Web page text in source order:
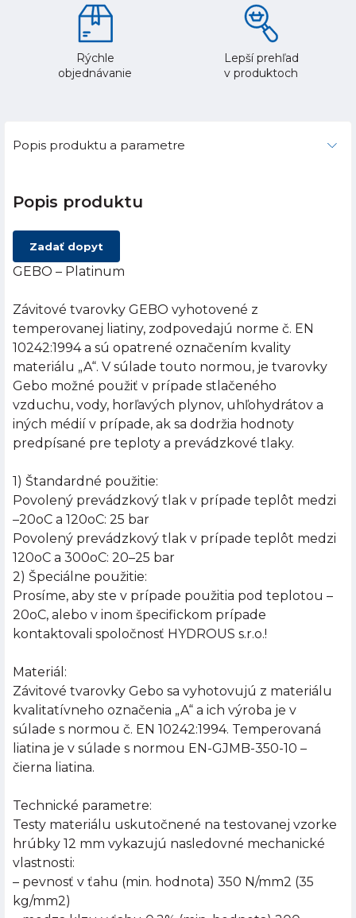
Rýchle
objednávanie
Lepší prehľad
v produktoch
Popis produktu a parametre
Popis produktu
Zadať dopyt
GEBO – Platinum
Závitové tvarovky GEBO vyhotovené z
temperovanej liatiny, zodpovedajú norme č. EN
10242:1994 a sú opatrené označením kvality
materiálu „A“. V súlade touto normou, je tvarovky
Gebo možné použiť v prípade stlačeného
vzduchu, vody, horľavých plynov, uhľohydrátov a
iných médií v prípade, ak sa dodržia hodnoty
predpísané pre teploty a prevádzkové tlaky.
1) Štandardné použitie:
Povolený prevádzkový tlak v prípade teplôt medzi
–20oC a 120oC: 25 bar
Povolený prevádzkový tlak v prípade teplôt medzi
120oC a 300oC: 20–25 bar
2) Špeciálne použitie:
Prosíme, aby ste v prípade použitia pod teplotou –
20oC, alebo v inom špecifickom prípade
kontaktovali spoločnosť HYDROUS s.r.o.!
Materiál:
Závitové tvarovky Gebo sa vyhotovujú z materiálu
kvalitatívneho označenia „A“ a ich výroba je v
súlade s normou č. EN 10242:1994. Temperovaná
liatina je v súlade s normou EN-GJMB-350-10 –
čierna liatina.
Technické parametre:
Testy materiálu uskutočnené na testovanej vzorke
hrúbky 12 mm vykazujú nasledovné mechanické
vlastnosti:
– pevnosť v ťahu (min. hodnota) 350 N/mm2 (35
kg/mm2)